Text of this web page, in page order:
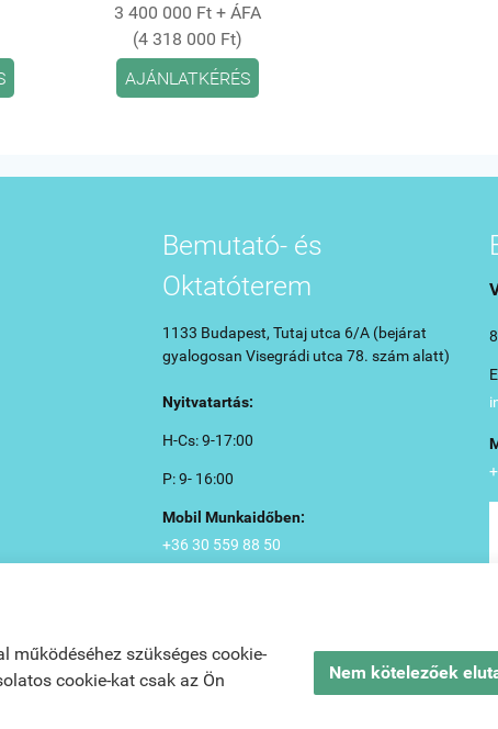
működéséhez szükséges cookie-
cookie-kat csak az Ön
Nem kötelezőek
3 400 000 Ft + ÁFA
(4 318 000 Ft)
AJÁNLATKÉRÉS
Bemutató- és
Oktatóterem
1133 Budapest, Tutaj utca 6/A (bejárat
gyalogosan Visegrádi utca 78. szám alatt)
Nyitvatartás:
H-Cs: 9-17:00
P: 9- 16:00
Mobil Munkaidőben:
+36 30 559 88 50